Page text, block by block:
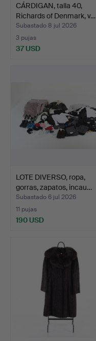
CÁRDIGAN, talla 40,
Richards of Denmark, v…
Subastado 8 jul 2026
3 pujas
37 USD
LOTE DIVERSO, ropa,
gorras, zapatos, incau…
Subastado 6 jul 2026
11 pujas
190 USD